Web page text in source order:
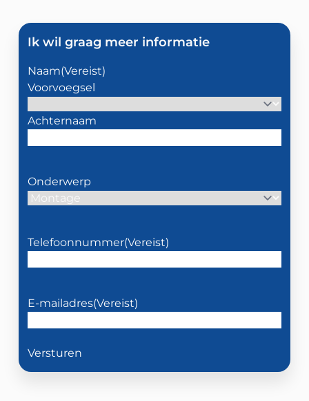
Ik wil graag meer informatie
Naam(Vereist)
Voorvoegsel
Achternaam
Onderwerp
Telefoonnummer(Vereist)
E-mailadres(Vereist)